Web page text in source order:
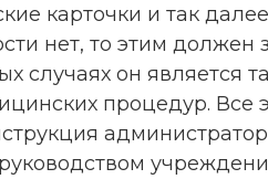
карточки и так
нет, то этим должен
случаях он является
процедур. Все